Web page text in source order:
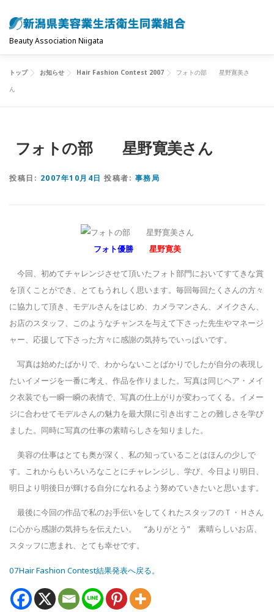
ン
Beauty Association Niigata
トップ 組合について 組合の主な事業
トップ お知らせ Hair Fashion Contest 2007
フォトの部 星野寛美さ
ん
フォトの部 星野寛美さん
投稿日: 2007年10月4日 投稿者: 事務局
フォト優勝 星野寛美
今回、初めてチャレンジさせて頂いたフォト部門においてすてきな賞
を頂くことができ、とてもうれしく思います。毎回毎回たくさんの方々
に協力して頂き、モデルさんをはじめ、カメラマンさん、メイクさん、
お店のスタッフ、このようなチャンスを与えて下さった先生やマネージ
ャー、応援して下さった方々に感謝の気持ちでいっぱいです。
写真は始めたばかりで、わからないことばかりでしたが自分の表現し
たいイメージを一番に考え、作品を作りました。写真は同じヘア・メイ
ク衣装でも一瞬一瞬の表情で、写真の仕上がりが変わってくる。イメー
ジに合わせてモデルさんの魅力を最大限に引き出すことの難しさを学び
ました。同時に写真の仕事の素晴らしさを知りました。
美容の仕事はとても奥が深く、私の知っていることはほんの少しで
す。これからもいろいろなことにチャレンジし、学び、今日より明日、
明日より明後日が輝ける自分になれるよう努めていきたいと思います。
最後に今回の作品で私のお手伝いをしてくれたスタッフのＴ・Ｈさん
に心から感謝の気持ちを伝えたい。 “ありがとう” 素晴らしいお店、
スタッフに恵まれ、とても幸せです。
07Hair Fashion Contest結果発表へ戻る。